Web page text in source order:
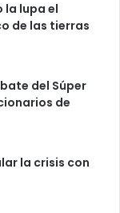
la lupa el
de las tierras
del Súper
de
la crisis con